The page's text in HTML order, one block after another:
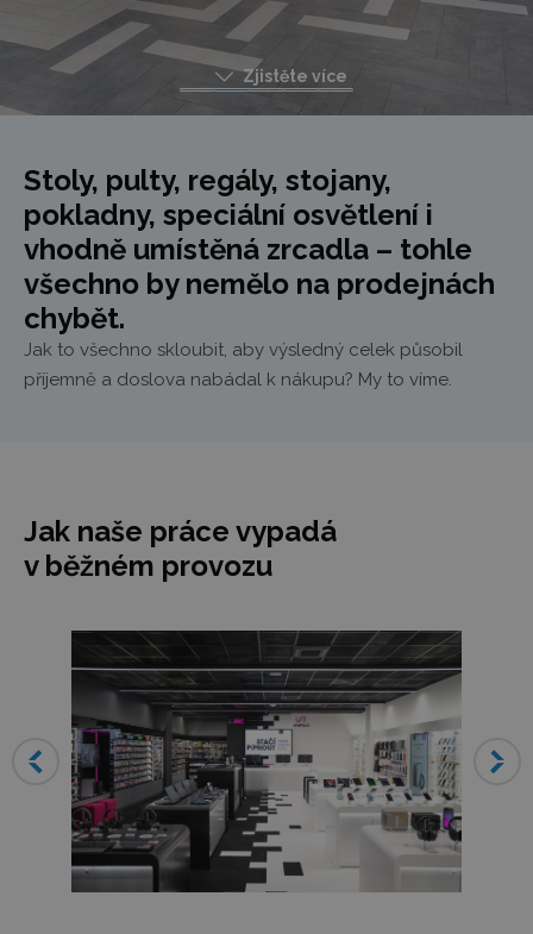
Zjistěte více
Stoly, pulty, regály, stojany,
pokladny, speciální osvětlení i
vhodně umístěná zrcadla – tohle
všechno by nemělo na prodejnách
chybět.
Jak to všechno skloubit, aby výsledný celek působil
příjemně a doslova nabádal k nákupu? My to víme.
Jak naše práce vypadá
v běžném provozu